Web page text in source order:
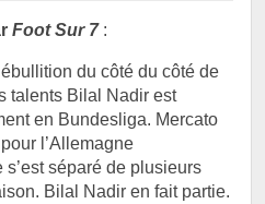
Foot Sur 7:
du côté du côté de
talents Bilal Nadir est
en Bundesliga. Mercato
l’Allemagne
s’est séparé de plusieurs
Bilal Nadir en fait partie.